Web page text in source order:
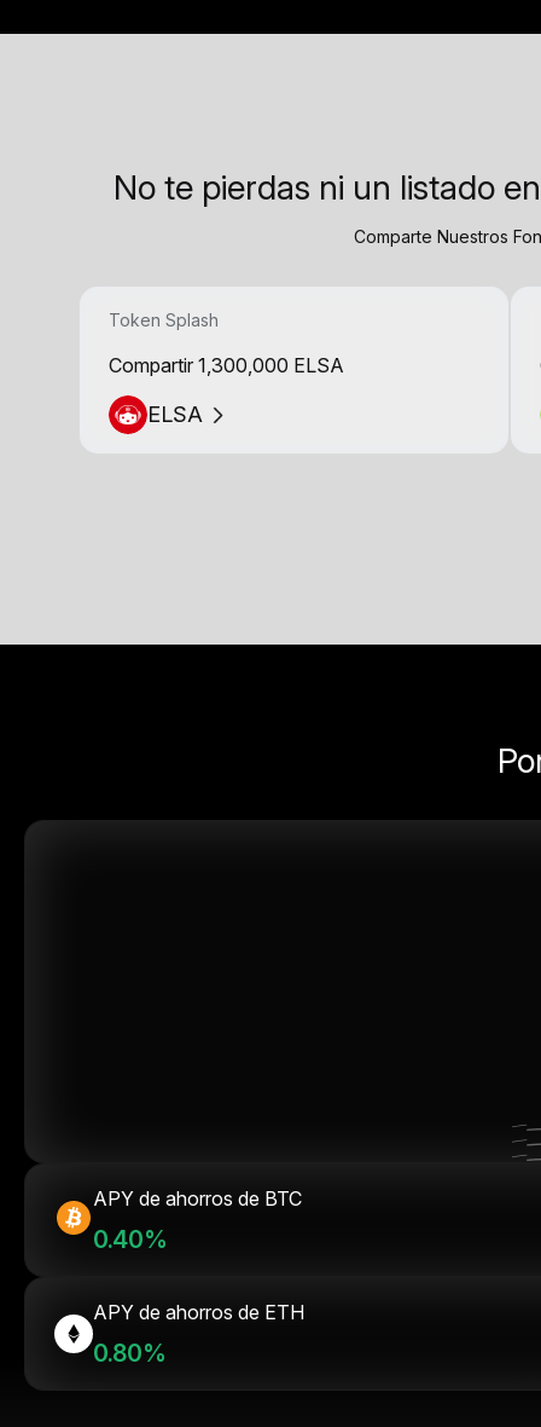
No te pierdas ni un listado
Comparte Nuestros
Token Splash
Compartir 1,300,000 ELSA
ELSA
APY de ahorros de BTC
0.40%
APY de ahorros de ETH
0.80%